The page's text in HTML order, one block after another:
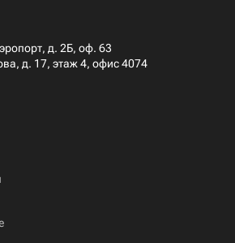
д. 2Б, оф. 63
д. 17, этаж 4, офис 4074